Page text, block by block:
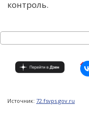
контроль.
Источник: 72.fsvps.gov.ru